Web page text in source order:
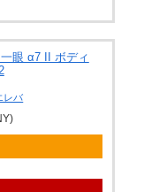
眼 α7 II ボディ
レバ